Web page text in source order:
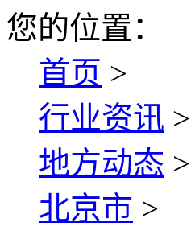
您的位置：
首页 >
行业资讯 >
地方动态 >
北京市 >